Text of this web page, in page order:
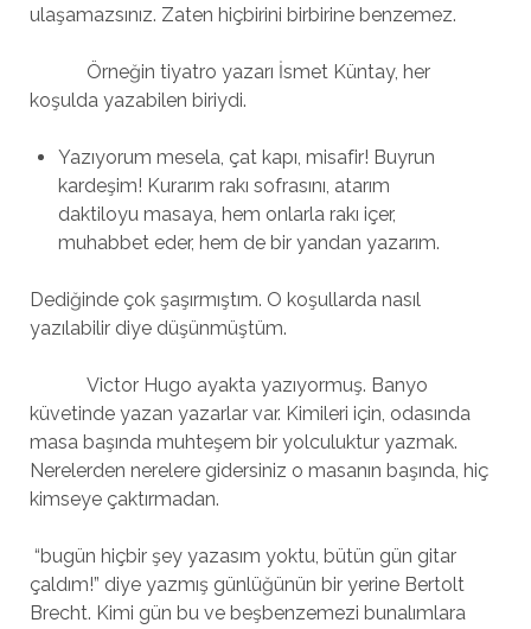
ulaşamazsınız. Zaten hiçbirini birbirine benzemez.
Örneğin tiyatro yazarı İsmet Küntay, her
koşulda yazabilen biriydi.
Yazıyorum mesela, çat kapı, misafir! Buyrun
kardeşim! Kurarım rakı sofrasını, atarım
daktiloyu masaya, hem onlarla rakı içer,
muhabbet eder, hem de bir yandan yazarım.
Dediğinde çok şaşırmıştım. O koşullarda nasıl
yazılabilir diye düşünmüştüm.
Victor Hugo ayakta yazıyormuş. Banyo
küvetinde yazan yazarlar var. Kimileri için, odasında
masa başında muhteşem bir yolculuktur yazmak.
Nerelerden nerelere gidersiniz o masanın başında, hiç
kimseye çaktırmadan.
“bugün hiçbir şey yazasım yoktu, bütün gün gitar
çaldım!” diye yazmış günlüğünün bir yerine Bertolt
Brecht. Kimi gün bu ve beşbenzemezi bunalımlara